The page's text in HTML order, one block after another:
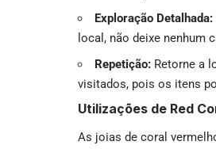
Exploração Detalhada:
local, não deixe nenhum
Repetição: Retorne a
visitados, pois os itens
Utilizações de Red
As joias de coral